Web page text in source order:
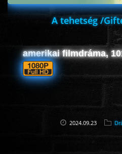
A tehetség /
amerikai filmdráma,
2024.09.23